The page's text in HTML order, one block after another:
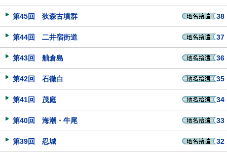
第45回 狄森古墳群 38
第44回 二井宿街道 37
第43回 舳倉島 36
第42回 石徹白 35
第41回 茂庭 34
第40回 海潮・牛尾 33
第39回 忍城 32